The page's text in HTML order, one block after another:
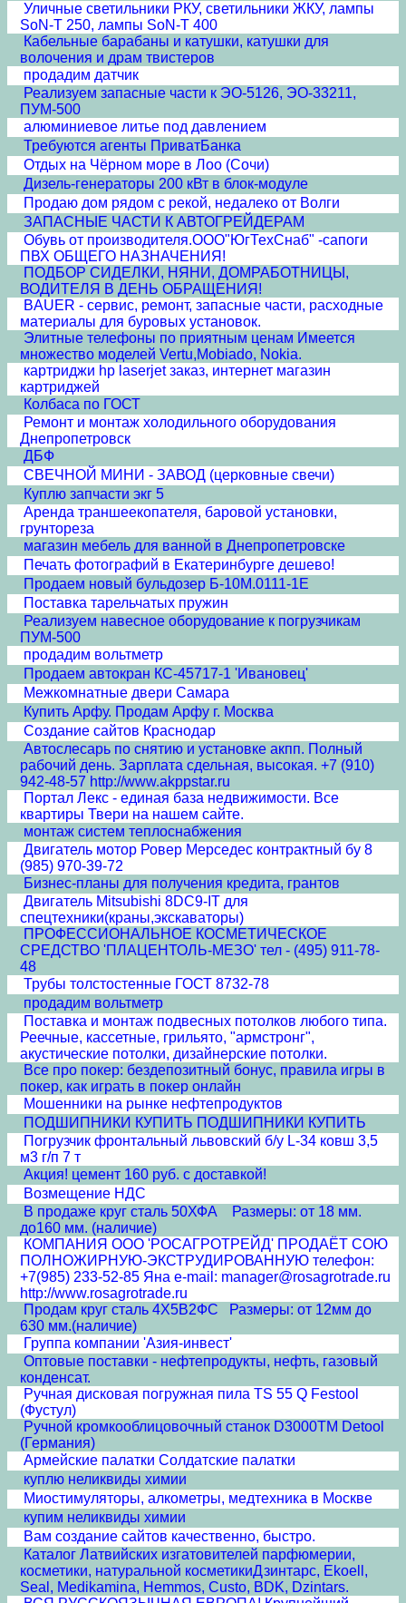
Уличные светильники РКУ, светильники ЖКУ, лампы
SoN-T 250, лампы SoN-T 400
Кабельные барабаны и катушки, катушки для
волочения и драм твистеров
продадим датчик
Реализуем запасные части к ЭО-5126, ЭО-33211,
ПУМ-500
алюминиевое литье под давлением
Требуются агенты ПриватБанка
Отдых на Чёрном море в Лоо (Сочи)
Дизель-генераторы 200 кВт в блок-модуле
Продаю дом рядом с рекой, недалеко от Волги
ЗАПАСНЫЕ ЧАСТИ К АВТОГРЕЙДЕРАМ
Обувь от производителя.ООО"ЮгТехСнаб" -сапоги
ПВХ ОБЩЕГО НАЗНАЧЕНИЯ!
ПОДБОР СИДЕЛКИ, НЯНИ, ДОМРАБОТНИЦЫ,
ВОДИТЕЛЯ В ДЕНЬ ОБРАЩЕНИЯ!
BAUER - сервис, ремонт, запасные части, расходные
материалы для буровых установок.
Элитные телефоны по приятным ценам Имеется
множество моделей Vertu,Mobiado, Nokia.
картриджи hp laserjet заказ, интернет магазин
картриджей
Колбаса по ГОСТ
Ремонт и монтаж холодильного оборудования
Днепропетровск
ДБФ
СВЕЧНОЙ МИНИ - ЗАВОД (церковные свечи)
Куплю запчасти экг 5
Аренда траншеекопателя, баровой установки,
грунтореза
магазин мебель для ванной в Днепропетровске
Печать фотографий в Екатеринбурге дешево!
Продаем новый бульдозер Б-10М.0111-1Е
Поставка тарельчатых пружин
Реализуем навесное оборудование к погрузчикам
ПУМ-500
продадим вольтметр
Продаем автокран КС-45717-1 'Ивановец'
Межкомнатные двери Cамара
Купить Арфу. Продам Арфу г. Москва
Создание сайтов Краснодар
Автослесарь по снятию и установке акпп. Полный
рабочий день. Зарплата сдельная, высокая. +7 (910)
942-48-57 http://www.akppstar.ru
Портал Лекс - единая база недвижимости. Все
квартиры Твери на нашем сайте.
монтаж систем теплоснабжения
Двигатель мотор Ровер Мерседес контрактный бу 8
(985) 970-39-72
Бизнес-планы для получения кредита, грантов
Двигатель Mitsubishi 8DC9-IT для
спецтехники(краны,экскаваторы)
ПРОФЕССИОНАЛЬНОЕ КОСМЕТИЧЕСКОЕ
СРЕДСТВО 'ПЛАЦЕНТОЛЬ-МЕЗО' тел - (495) 911-78-
48
Трубы толстостенные ГОСТ 8732-78
продадим вольтметр
Поставка и монтаж подвесных потолков любого типа.
Реечные, кассетные, грильято, "армстронг",
акустические потолки, дизайнерские потолки.
Все про покер: бездепозитный бонус, правила игры в
покер, как играть в покер онлайн
Мошенники на рынке нефтепродуктов
ПОДШИПНИКИ КУПИТЬ ПОДШИПНИКИ КУПИТЬ
Погрузчик фронтальный львовский б/у L-34 ковш 3,5
м3 г/п 7 т
Акция! цемент 160 руб. с доставкой!
Возмещение НДС
В продаже круг сталь 50ХФА Размеры: от 18 мм.
до160 мм. (наличие)
КОМПАНИЯ ООО 'РОСАГРОТРЕЙД' ПРОДАЁТ СОЮ
ПОЛНОЖИРНУЮ-ЭКСТРУДИРОВАННУЮ телефон:
+7(985) 233-52-85 Яна e-mail: manager@rosagrotrade.ru
http://www.rosagrotrade.ru
Продам круг сталь 4Х5В2ФС Размеры: от 12мм до
630 мм.(наличие)
Группа компании 'Азия-инвест'
Оптовые поставки - нефтепродукты, нефть, газовый
конденсат.
Ручная дисковая погружная пила TS 55 Q Festool
(Фустул)
Ручной кромкооблицовочный станок D3000TM Detool
(Германия)
Армейские палатки Солдатские палатки
куплю неликвиды химии
Миостимуляторы, алкометры, медтехника в Москве
купим неликвиды химии
Вам создание сайтов качественно, быстро.
Каталог Латвийских изгатовителей парфюмерии,
косметики, натуральной косметикиДзинтарс, Ekoell,
Seal, Medikamina, Hemmos, Custo, BDK, Dzintars.